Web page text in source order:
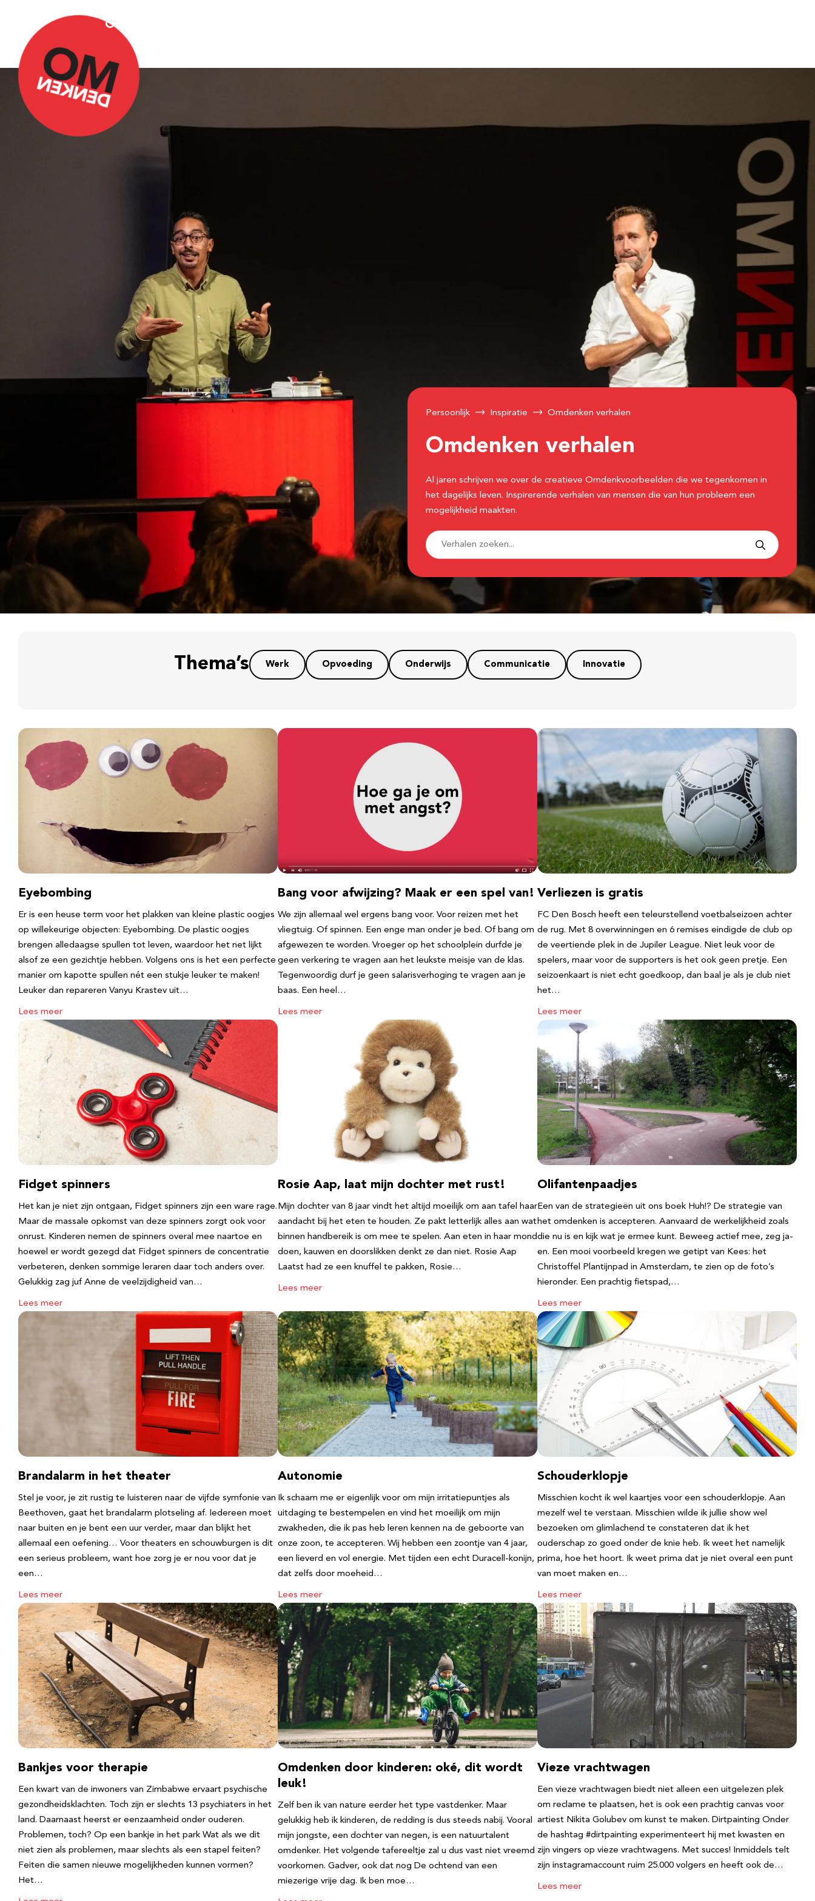
Over Omdenken
Persoonlijk Inspiratie Omdenken verhalen
Omdenken verhalen
Al jaren schrijven we over de creatieve Omdenkvoorbeelden die we tegenkomen in
het dagelijks leven. Inspirerende verhalen van mensen die van hun probleem een
mogelijkheid maakten.
Thema’s Werk Opvoeding Onderwijs Communicatie Innovatie
Eyebombing
Er is een heuse term voor het plakken van kleine plastic oogjes
op willekeurige objecten: Eyebombing. De plastic oogjes
brengen alledaagse spullen tot leven, waardoor het net lijkt
alsof ze een gezichtje hebben. Volgens ons is het een perfecte
manier om kapotte spullen nét een stukje leuker te maken!
Leuker dan repareren Vanyu Krastev uit…
Lees meer
Bang voor afwijzing? Maak er een spel van!
We zijn allemaal wel ergens bang voor. Voor reizen met het
vliegtuig. Of spinnen. Een enge man onder je bed. Of bang om
afgewezen te worden. Vroeger op het schoolplein durfde je
geen verkering te vragen aan het leukste meisje van de klas.
Tegenwoordig durf je geen salarisverhoging te vragen aan je
baas. Een heel…
Lees meer
Verliezen is gratis
FC Den Bosch heeft een teleurstellend voetbalseizoen achter
de rug. Met 8 overwinningen en 6 remises eindigde de club op
de veertiende plek in de Jupiler League. Niet leuk voor de
spelers, maar voor de supporters is het ook geen pretje. Een
seizoenkaart is niet echt goedkoop, dan baal je als je club niet
het…
Lees meer
Fidget spinners
Het kan je niet zijn ontgaan, Fidget spinners zijn een ware rage.
Maar de massale opkomst van deze spinners zorgt ook voor
onrust. Kinderen nemen de spinners overal mee naartoe en
hoewel er wordt gezegd dat Fidget spinners de concentratie
verbeteren, denken sommige leraren daar toch anders over.
Gelukkig zag juf Anne de veelzijdigheid van…
Lees meer
Rosie Aap, laat mijn dochter met rust!
Mijn dochter van 8 jaar vindt het altijd moeilijk om aan tafel haar
aandacht bij het eten te houden. Ze pakt letterlijk alles aan wat
binnen handbereik is om mee te spelen. Aan eten in haar mond
doen, kauwen en doorslikken denkt ze dan niet. Rosie Aap
Laatst had ze een knuffel te pakken, Rosie…
Lees meer
Olifantenpaadjes
Een van de strategieën uit ons boek Huh!? De strategie van
het omdenken is accepteren. Aanvaard de werkelijkheid zoals
die nu is en kijk wat je ermee kunt. Beweeg actief mee, zeg ja-
en. Een mooi voorbeeld kregen we getipt van Kees: het
Christoffel Plantijnpad in Amsterdam, te zien op de foto’s
hieronder. Een prachtig fietspad,…
Lees meer
Brandalarm in het theater
Stel je voor, je zit rustig te luisteren naar de vijfde symfonie van
Beethoven, gaat het brandalarm plotseling af. Iedereen moet
naar buiten en je bent een uur verder, maar dan blijkt het
allemaal een oefening… Voor theaters en schouwburgen is dit
een serieus probleem, want hoe zorg je er nou voor dat je
een…
Lees meer
Autonomie
Ik schaam me er eigenlijk voor om mijn irritatiepuntjes als
uitdaging te bestempelen en vind het moeilijk om mijn
zwakheden, die ik pas heb leren kennen na de geboorte van
onze zoon, te accepteren. Wij hebben een zoontje van 4 jaar,
een lieverd en vol energie. Met tijden een echt Duracell-konijn,
dat zelfs door moeheid…
Lees meer
Schouderklopje
Misschien kocht ik wel kaartjes voor een schouderklopje. Aan
mezelf wel te verstaan. Misschien wilde ik jullie show wel
bezoeken om glimlachend te constateren dat ik het
ouderschap zo goed onder de knie heb. Ik weet het namelijk
prima, hoe het hoort. Ik weet prima dat je niet overal een punt
van moet maken en…
Lees meer
Bankjes voor therapie
Een kwart van de inwoners van Zimbabwe ervaart psychische
gezondheidsklachten. Toch zijn er slechts 13 psychiaters in het
land. Daarnaast heerst er eenzaamheid onder ouderen.
Problemen, toch? Op een bankje in het park Wat als we dit
niet zien als problemen, maar slechts als een stapel feiten?
Feiten die samen nieuwe mogelijkheden kunnen vormen?
Het…
Omdenken door kinderen: oké, dit wordt
leuk!
Zelf ben ik van nature eerder het type vastdenker. Maar
gelukkig heb ik kinderen, de redding is dus steeds nabij. Vooral
mijn jongste, een dochter van negen, is een natuurtalent
omdenker. Het volgende tafereeltje zal u dus vast niet vreemd
voorkomen. Gadver, ook dat nog De ochtend van een
miezerige vrije dag. Ik ben moe…
Vieze vrachtwagen
Een vieze vrachtwagen biedt niet alleen een uitgelezen plek
om reclame te plaatsen, het is ook een prachtig canvas voor
artiest Nikita Golubev om kunst te maken. Dirtpainting Onder
de hashtag #dirtpainting experimenteert hij met kwasten en
zijn vingers op vieze vrachtwagens. Met succes! Inmiddels telt
zijn instagramaccount ruim 25.000 volgers en heeft ook de…
Lees meer